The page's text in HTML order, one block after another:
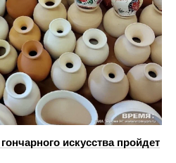
искусства пройдет